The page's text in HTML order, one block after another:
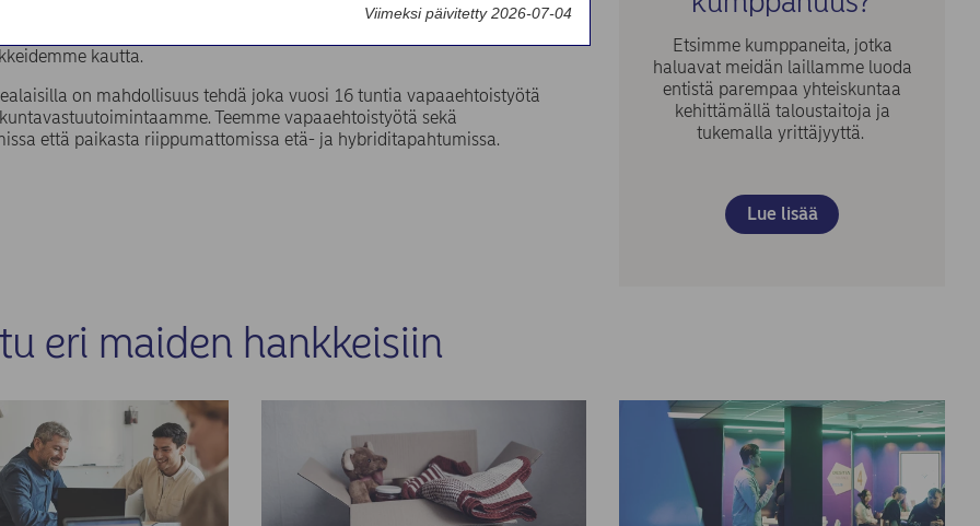
tukea yrittäjyyttä ja edistää sosiaalista yhteenkuluvuutta. Toteutamme
kautta.
on mahdollisuus tehdä joka vuosi 16 tuntia vapaaehtoistyötä
Teemme vapaaehtoistyötä sekä
että paikasta riippumattomissa etä- ja hybriditapahtumissa.
Etsimme kumppaneita, jotka
haluavat meidän laillamme luoda
entistä parempaa yhteiskuntaa
kehittämällä taloustaitoja ja
tukemalla yrittäjyyttä.
Lue lisää
eri maiden hankkeisiin
Viimeksi päivitetty 2026-07-04